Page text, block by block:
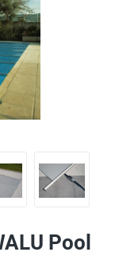
Pool